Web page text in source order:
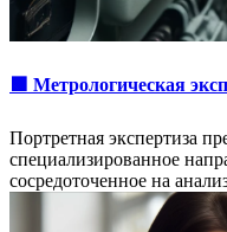
🟩 Метрологическая
Портретная экспертиза
специализированное
сосредоточенное на